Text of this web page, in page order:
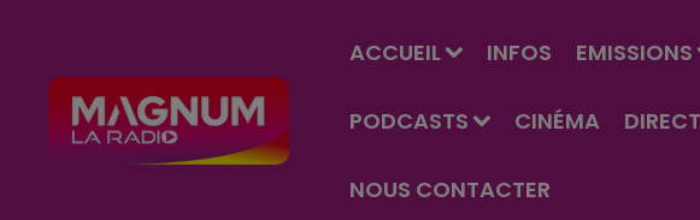
ACCUEIL INFOS EMISSIONS
PODCASTS CINÉMA
NOUS CONTACTER